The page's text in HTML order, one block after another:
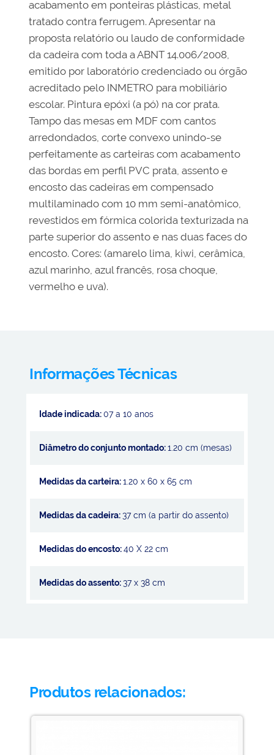
acabamento em ponteiras plásticas, metal
tratado contra ferrugem. Apresentar na
proposta relatório ou laudo de conformidade
da cadeira com toda a ABNT 14.006/2008,
emitido por laboratório credenciado ou órgão
acreditado pelo INMETRO para mobiliário
escolar. Pintura epóxi (a pó) na cor prata.
Tampo das mesas em MDF com cantos
arredondados, corte convexo unindo-se
perfeitamente as carteiras com acabamento
das bordas em perfil PVC prata, assento e
encosto das cadeiras em compensado
multilaminado com 10 mm semi-anatômico,
revestidos em fórmica colorida texturizada na
parte superior do assento e nas duas faces do
encosto. Cores: (amarelo lima, kiwi, cerâmica,
azul marinho, azul francês, rosa choque,
vermelho e uva).
Informações Técnicas
Idade indicada:07 a 10 anos
Diâmetro do conjunto montado:1.20 cm (mesas)
Medidas da carteira:1.20 x 60 x 65 cm
Medidas da cadeira:37 cm (a partir do assento)
Medidas do encosto:40 X 22 cm
Medidas do assento:37 x 38 cm
Produtos relacionados: